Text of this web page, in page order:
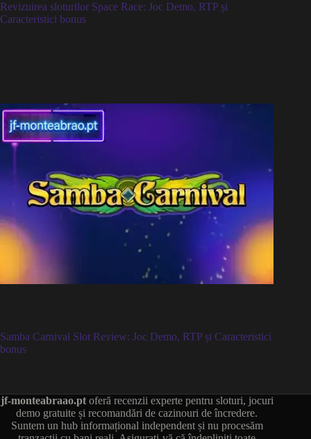
Revizuirea sloturilor Space Race: Joc Demo, RTP și
Caracteristici bonus
Samba Carnival Slot Review: Joc Demo, RTP și Caracteristici
bonus
jf-monteabraao.ptoferă recenzii experte pentru sloturi, jocuri
demo gratuite și recomandări de cazinouri de încredere.
Suntem un hub informațional independent și nu procesăm